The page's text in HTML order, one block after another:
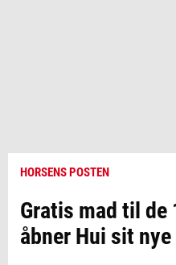
HORSENS POSTEN
Gratis mad til de
åbner Hui sit